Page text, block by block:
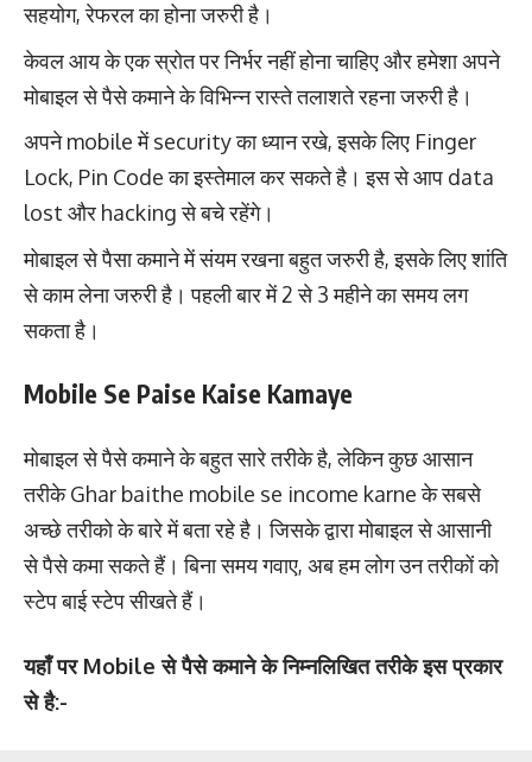
सहयोग, रेफरल का होना जरुरी है।
केवल आय के एक स्रोत पर निर्भर नहीं होना चाहिए और हमेशा अपने
मोबाइल से पैसे कमाने के विभिन्न रास्ते तलाशते रहना जरुरी है।
अपने mobile में security का ध्यान रखे, इसके लिए Finger
Lock, Pin Code का इस्तेमाल कर सकते है। इस से आप data
lost और hacking से बचे रहेंगे।
मोबाइल से पैसा कमाने में संयम रखना बहुत जरुरी है, इसके लिए शांति
से काम लेना जरुरी है। पहली बार में 2 से 3 महीने का समय लग
सकता है।
Mobile Se Paise Kaise Kamaye
मोबाइल से पैसे कमाने के बहुत सारे तरीके है, लेकिन कुछ आसान
तरीके Ghar baithe mobile se income karne के सबसे
अच्छे तरीको के बारे में बता रहे है। जिसके द्वारा मोबाइल से आसानी
से पैसे कमा सकते हैं। बिना समय गवाए, अब हम लोग उन तरीकों को
स्टेप बाई स्टेप सीखते हैं।
यहाँ पर Mobile से पैसे कमाने के निम्नलिखित तरीके इस प्रकार
से है:-